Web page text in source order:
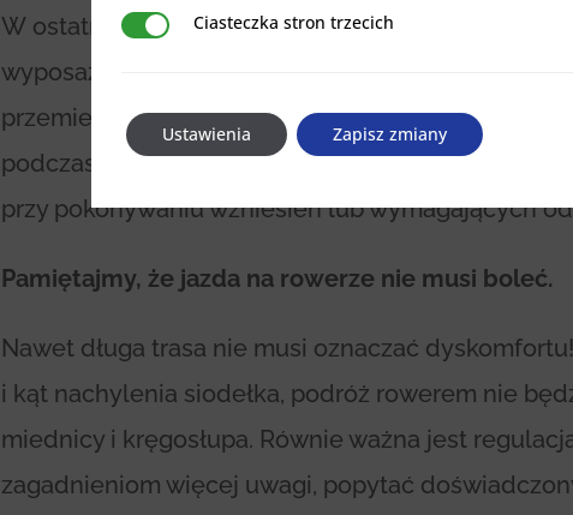
W ostatnich latach na popularności zyskuje e-
wyposażony w akumulator i silnik elektryczny
przemieszczanie się, na przykład po
podczas tradycyjnego pedałowania, co
przy pokonywaniu wzniesień lub wymagających
Pamiętajmy, że jazda na rowerze nie musi boleć.
Nawet długa trasa nie musi oznaczać
i kąt nachylenia siodełka, podróż rowerem nie
miednicy i kręgosłupa. Równie ważna jest
zagadnieniom więcej uwagi, popytać
Ciasteczka stron trzecich
Ciasteczka stron trzecich
Ustawienia Zapisz zmiany